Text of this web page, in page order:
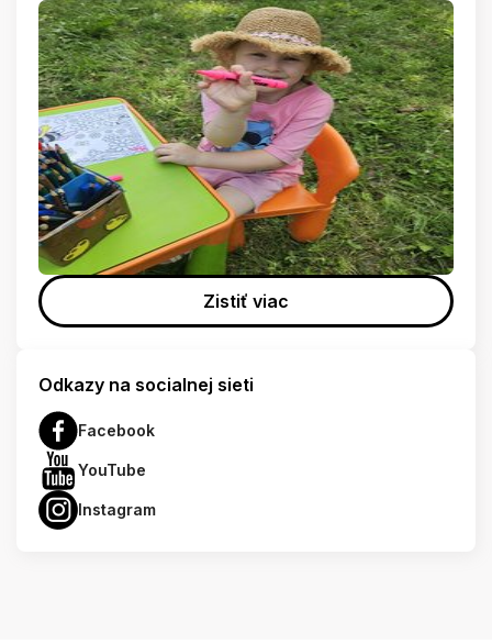
Zistiť viac
Odkazy na socialnej sieti
Facebook
YouTube
Instagram